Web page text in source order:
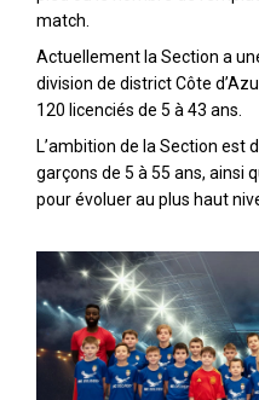
match.
Actuellement la Section a
division de district Côte
120 licenciés de 5 à 43 ans.
L’ambition de la Section est
garçons de 5 à 55 ans, ainsi
pour évoluer au plus haut